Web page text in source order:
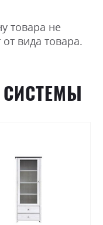
товара не
вида товара.